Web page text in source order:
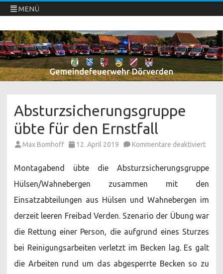
MENÜ
Freiwillige Feuerwehren Dörverden
Direkt
zum
Inhalt
springen
Absturzsicherungsgruppe
übte für den Ernstfall
Max Bomhoff 12. April 2019 Kommentare deaktiviertfür
für
den
Montagabend übte die Absturzsicherungsgruppe
Hülsen/Wahnebergen zusammen mit den
Einsatzabteilungen aus Hülsen und Wahnebergen im
derzeit leeren Freibad Verden. Szenario der Übung war
die Rettung einer Person, die aufgrund eines Sturzes
bei Reinigungsarbeiten verletzt im Becken lag. Es galt
die Arbeiten rund um das abgesperrte Becken so zu